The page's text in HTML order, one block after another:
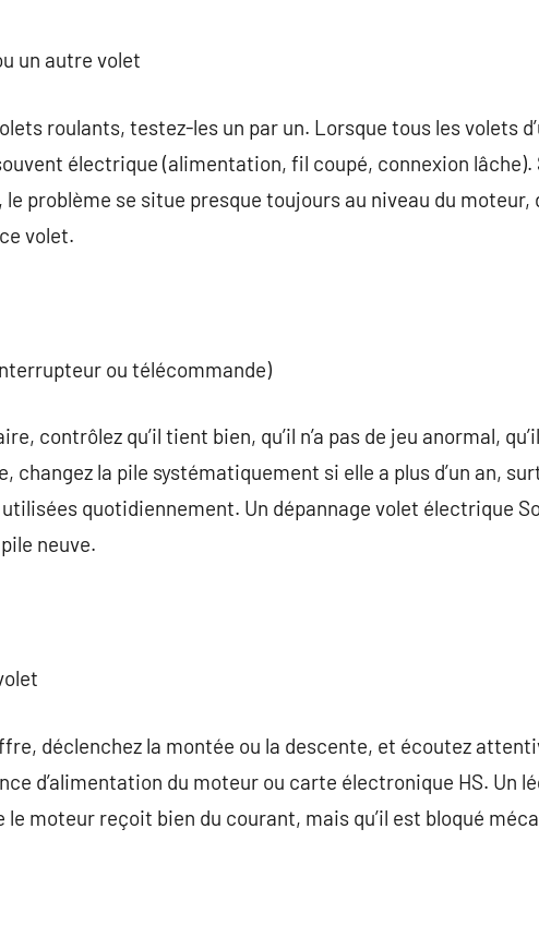
un autre volet
roulants, testez-les un par un. Lorsque tous les volets
électrique (alimentation, fil coupé, connexion lâche).
le problème se situe presque toujours au niveau du moteur,
volet.
ou télécommande)
contrôlez qu’il tient bien, qu’il n’a pas de jeu anormal,
changez la pile systématiquement si elle a plus d’un an,
quotidiennement. Un dépannage volet électrique
neuve.
déclenchez la montée ou la descente, et écoutez
d’alimentation du moteur ou carte électronique HS. Un
le moteur reçoit bien du courant, mais qu’il est bloqué